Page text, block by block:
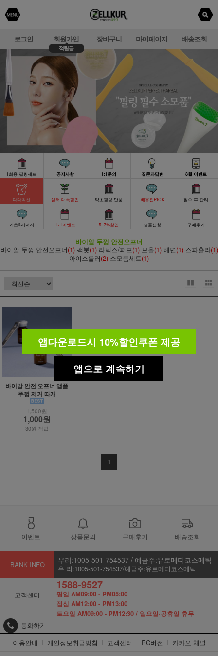
로그인 회원가입
적립금
장바구니 마이페이지 배송조회
1회용 필링세트 공지사항 1:1문의 질문과답변 8월 이벤트
다다익선 셀러 대폭할인 약초필링 단품 배유진PICK 필수 후 관리
기초&시너지 1+1이벤트 5~7%할인 샘플신청 구매후기
바이알 두껑 안전오프너
바이알 두껑 안전오프너(1) 팩붓(1) 라텍스/퍼프(1) 보울(1) 해면(1) 스파츌라(1)
아이스롤러(2) 소모품세트(1)
바이알 안전 오프너 앰플
뚜껑 제거 따개
1,500원
1,000원
30원 적립
1
이벤트 상품문의 구매후기 배송조회
BANK INFO 우리:1005-501-754537 / 예금주:유로메디코스메틱
우 리:1005-501-754537/예금주:유로메디코스메틱
고객센터
1588-9527
평일 AM09:00 - PM05:00
점심 AM12:00 - PM13:00
토요일 AM09:00 - PM12:30 / 일요일·공휴일 휴무
통화하기
이용안내
개인정보취급방침 고객센터 PC버전 카카오 채널
앱다운로드시 10%할인쿠폰 제공
앱으로 계속하기